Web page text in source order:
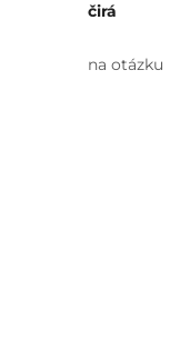
čirá
na otázku